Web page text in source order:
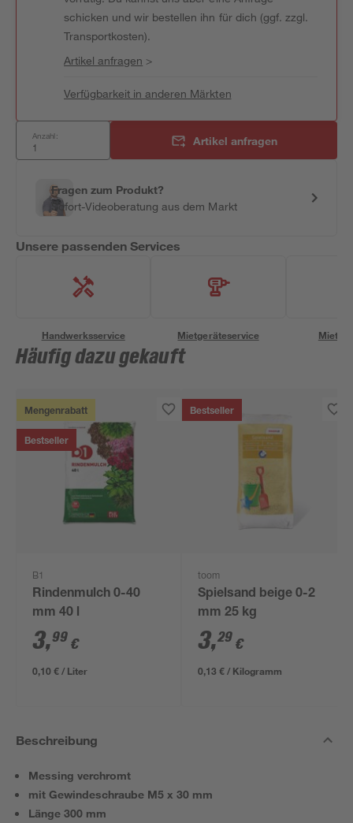
schicken und wir bestellen ihn für dich (ggf. zzgl.
Transportkosten).
Artikel anfragen >
Verfügbarkeit in anderen Märkten
Anzahl: Artikel anfragen
Fragen zum Produkt?
Sofort-Videoberatung aus dem Markt
Unsere passenden Services
Handwerksservice Mietgeräteservice
Häufig dazu gekauft
Mengenrabatt
Bestseller
B1
Rindenmulch 0-40
mm 40 l
3,99 €
0,10 € / Liter
Bestseller
toom
Spielsand beige 0-2
mm 25 kg
3,29 €
0,13 € / Kilogramm
Beschreibung
Messing verchromt
mit Gewindeschraube M5 x 30 mm
Länge 300 mm